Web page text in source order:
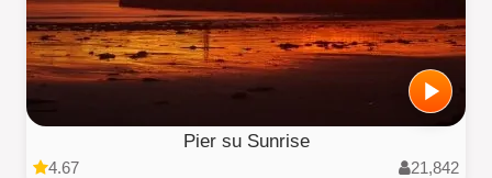
Pier su Sunrise
4.67 21,842